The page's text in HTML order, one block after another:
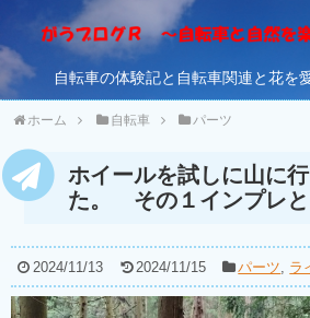
自転車の体験記と自転車関連と花を
ホーム 自転車 パーツ
ホイールを試しに山に
た。 その１インプレ
2024/11/13 2024/11/15 パーツ, ラ